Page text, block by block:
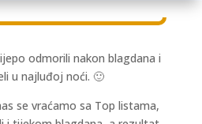
odmorili nakon blagdana i
u najluđoj noći. 🙂
se vraćamo sa Top listama,